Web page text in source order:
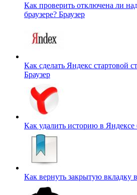
Как проверить отключена ли
браузере? Браузер
Как сделать Яндекс стартовой
Браузер
Как удалить историю в Яндексе
Как вернуть закрытую вкладку в